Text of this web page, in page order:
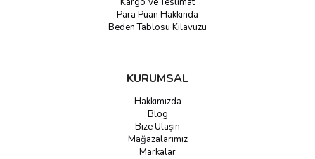
Para Puan Hakkında
Beden Tablosu Kılavuzu
KURUMSAL
Hakkımızda
Blog
Bize Ulaşın
Mağazalarımız
Markalar